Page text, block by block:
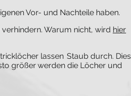
Vor- und Nachteile haben.
Warum nicht, wird hier
lassen Staub durch. Dies
größerwerden die Löcher und